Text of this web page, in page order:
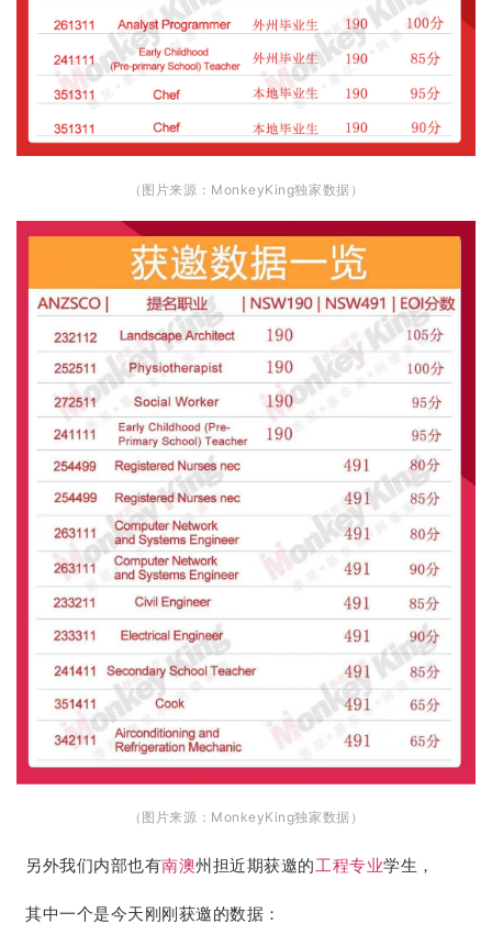
（图片来源：MonkeyKing独家数据）
（图片来源：MonkeyKing独家数据）
另外我们内部也有南澳州担近期获邀的工程专业学生，
其中一个是今天刚刚获邀的数据：